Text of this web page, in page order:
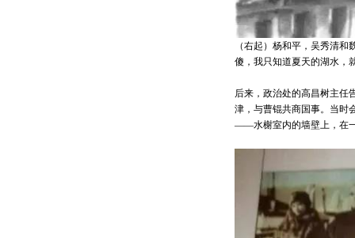
（右起）杨和平，吴秀清
傻，我只知道夏天的湖水，
后来，政治处的高昌树主任
津，与曹锟共商国事。当时
——水榭室内的墙壁上，在